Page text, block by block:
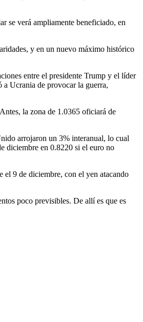
se verá ampliamente beneficiado, en
y en un nuevo máximo histórico
entre el presidente Trump y el líder
a Ucrania de provocar la guerra,
la zona de 1.0365 oficiará de
arrojaron un 3% interanual, lo cual
diciembre en 0.8220 si el euro no
el 9 de diciembre, con el yen atacando
poco previsibles. De allí es que es